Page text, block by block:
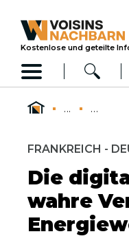
Kostenlose und geteilte
... ...
FRANKREICH -
Die
wahre